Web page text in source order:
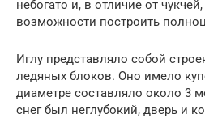
небогато и, в отличие от
возможности построить
Иглу представляло собой
ледяных блоков. Оно имело
диаметре составляло около 3
снег был неглубокий, дверь и